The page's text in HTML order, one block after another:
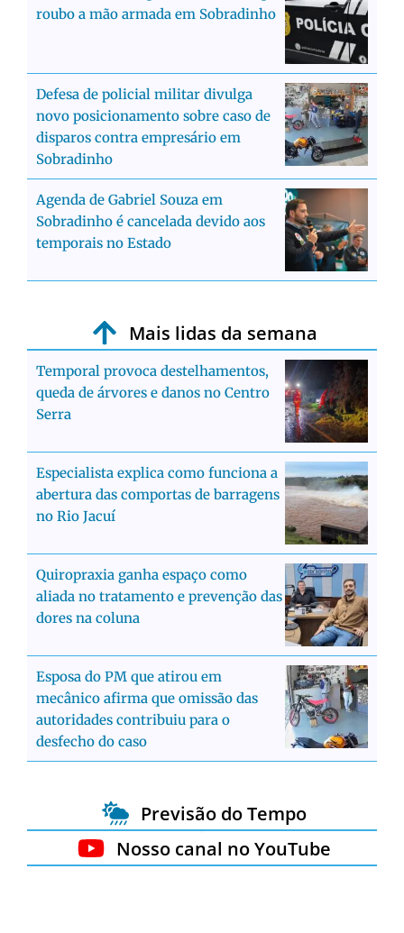
roubo a mão armada em Sobradinho
Defesa de policial militar divulga
novo posicionamento sobre caso de
disparos contra empresário em
Sobradinho
Agenda de Gabriel Souza em
Sobradinho é cancelada devido aos
temporais no Estado
Mais lidas da semana
Temporal provoca destelhamentos,
queda de árvores e danos no Centro
Serra
Especialista explica como funciona a
abertura das comportas de barragens
no Rio Jacuí
Quiropraxia ganha espaço como
aliada no tratamento e prevenção das
dores na coluna
Esposa do PM que atirou em
mecânico afirma que omissão das
autoridades contribuiu para o
desfecho do caso
Previsão do Tempo
Nosso canal no YouTube